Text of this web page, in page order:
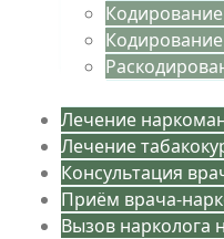
Лечение
Лечение
Консультация
Приём врача-
Вызов нарколога